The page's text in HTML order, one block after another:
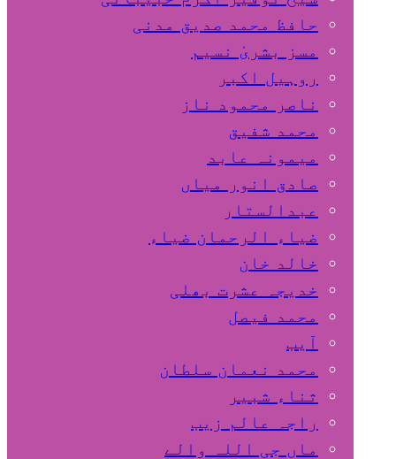
حافظ محمد صدیق مدنی
مسز بشریٰ نسیم
روہیل اکبر
ناصر محمود ناز
محمد شفیق
میمونہ عابد
صادق انور میاں
عبدالستار
ضیاء الرحمان ضیاء
خالد خان
خدیجہ عشرت بھلی
محمد فیصل
آیب
محمد نعمان سلطان
ثناء شبیر
راجہ عالم زیب
ماں جی اللہ والے